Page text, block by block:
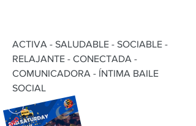
ACTIVA - SALUDABLE - SOCIABLE -
RELAJANTE - CONECTADA -
COMUNICADORA - ÍNTIMA BAILE
SOCIAL